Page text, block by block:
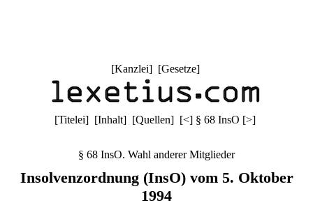
[Kanzlei] [Gesetze]
[Titelei] [Inhalt] [Quellen] [<] § 68 InsO [>]
§ 68 InsO. Wahl anderer Mitglieder
Insolvenzordnung (InsO) vom 5. Oktober
1994